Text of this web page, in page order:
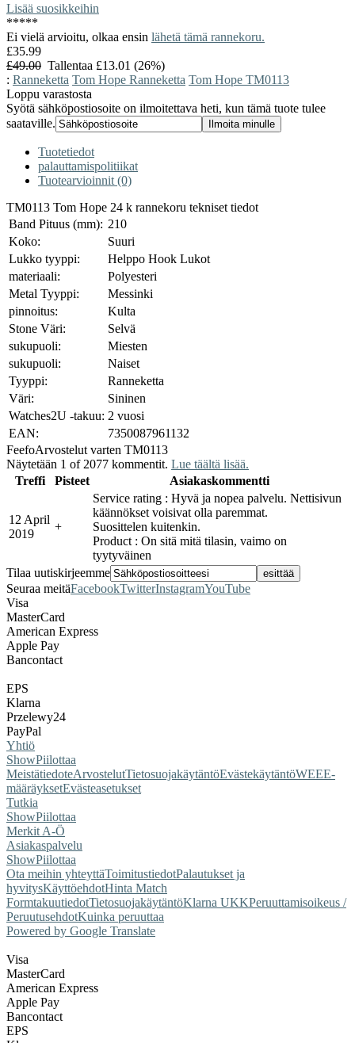
Lisää suosikkeihin
*****
Ei vielä arvioitu, olkaa ensin lähetä tämä rannekoru.
£35.99
£49.00 Tallentaa £13.01 (26%)
: Ranneketta Tom Hope Ranneketta Tom Hope TM0113
Loppu varastosta
Syötä sähköpostiosoite on ilmoitettava heti, kun tämä tuote tulee
saataville.
Tuotetiedot
palauttamispolitiikat
Tuotearvioinnit (0)
TM0113 Tom Hope 24 k rannekoru tekniset tiedot
Band Pituus (mm): 210
Koko:
Suuri
Lukko tyyppi:
Helppo Hook Lukot
materiaali:
Polyesteri
Metal Tyyppi:
Messinki
pinnoitus:
Kulta
Stone Väri:
Selvä
sukupuoli:
Miesten
sukupuoli:
Naiset
Tyyppi:
Ranneketta
Väri:
Sininen
Watches2U -takuu: 2 vuosi
EAN:
7350087961132
FeefoArvostelut varten TM0113
Näytetään 1 of 2077 kommentit. Lue täältä lisää.
Treffi
Pisteet Asiakaskommentti
12 April
2019
+
Service rating : Hyvä ja nopea palvelu. Nettisivun
käännökset voisivat olla paremmat.
Suosittelen kuitenkin.
Product : On sitä mitä tilasin, vaimo on
tyytyväinen
Tilaa uutiskirjeemme
Seuraa meitäFacebookTwitterInstagramYouTube
Visa
MasterCard
American Express
Apple Pay
Bancontact
EPS
Klarna
Przelewy24
PayPal
Yhtiö
ShowPiilottaa
MeistätiedoteArvostelutTietosuojakäytäntöEvästekäytäntöWEEE-
määräyksetEvästeasetukset
Tutkia
ShowPiilottaa
Merkit A-Ö
Asiakaspalvelu
ShowPiilottaa
Ota meihin yhteyttäToimitustiedotPalautukset ja
hyvitysKäyttöehdotHinta Match
FormtakuutiedotTietosuojakäytäntöKlarna UKKPeruuttamisoikeus /
PeruutusehdotKuinka peruuttaa
Powered by Google Translate
Visa
MasterCard
American Express
Apple Pay
Bancontact
EPS